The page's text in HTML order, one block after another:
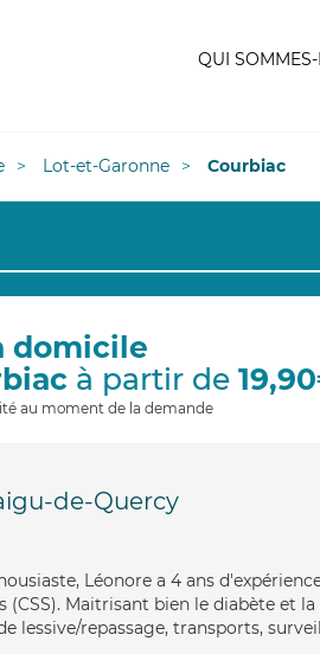
QUI
Lot-et-Garonne Courbiac
domicile
à partir de
au moment de la demande
de-Quercy
Léonore a 4 ans
(CSS). Maitrisant bien le diabète et
lessive/repassage, transports,